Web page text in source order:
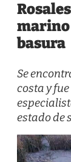
marino
basura
Se
costa y
estado de